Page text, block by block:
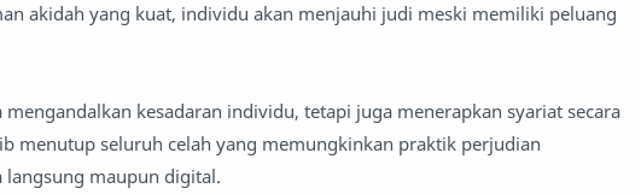
akidah yang kuat, individu akan menjauhi judi meski memiliki peluang
mengandalkan kesadaran individu, tetapi juga menerapkan syariat secara
menutup seluruh celah yang memungkinkan praktik perjudian
langsung maupun digital.